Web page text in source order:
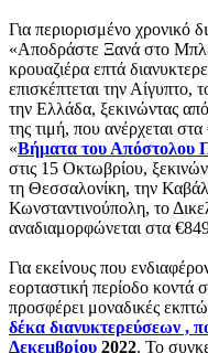
Για περιορισμένο χρονικό
«Αποδράστε Ξανά στο
κρουαζιέρα επτά
επισκέπτεται την
την Ελλάδα, ξεκινώντας
της τιμή, που ανέρχεται
«Βήματα του Απόστολου
στις 15 Οκτωβρίου,
τη Θεσσαλονίκη, την
Κωνσταντινούπολη, το
αναδιαμορφώνεται στα
Για εκείνους που
εορταστική περίοδο
προσφέρει μοναδικές
δέκα διανυκτερεύσεων ,
Δεκεμβρίου 2022. Το